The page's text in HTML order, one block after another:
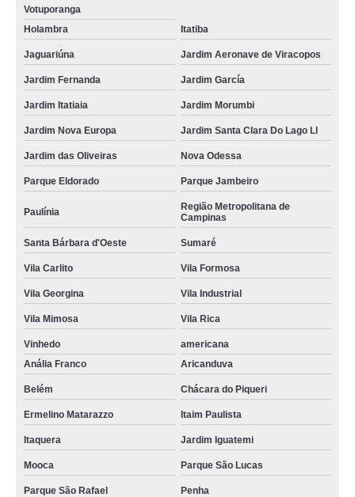
Votuporanga
Holambra
Itatiba
Jaguariúna Jardim Aeronave de Viracopos
Jardim Fernanda Jardim García
Jardim Itatiaia Jardim Morumbi
Jardim Nova Europa Jardim Santa Clara Do Lago Ll
Jardim das Oliveiras Nova Odessa
Parque Eldorado Parque Jambeiro
Paulínia
Região Metropolitana de
Campinas
Santa Bárbara d'Oeste Sumaré
Vila Carlito Vila Formosa
Vila Georgina Vila Industrial
Vila Mimosa Vila Rica
Vinhedo
americana
Anália Franco
Aricanduva
Belém Chácara do Piqueri
Ermelino Matarazzo Itaim Paulista
Itaquera Jardim Iguatemi
Mooca Parque São Lucas
Parque São Rafael Penha